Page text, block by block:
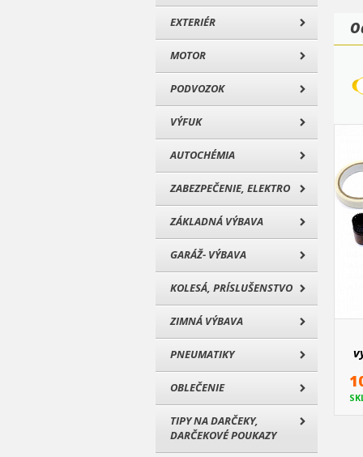
EXTERIÉR
MOTOR
PODVOZOK
VÝFUK
AUTOCHÉMIA
ZABEZPEČENIE, ELEKTRO
ZÁKLADNÁ VÝBAVA
GARÁŽ- VÝBAVA
KOLESÁ, PRÍSLUŠENSTVO
ZIMNÁ VÝBAVA
PNEUMATIKY
OBLEČENIE
TIPY NA DARČEKY,
DARČEKOVÉ POUKAZY